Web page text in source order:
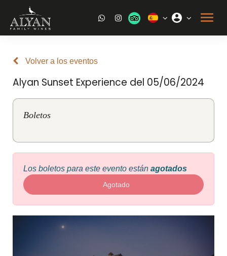
Volver a los eventos
Alyan Sunset Experience del 05/06/2024
Boletos
Los boletos para este evento están agotados
Agotado